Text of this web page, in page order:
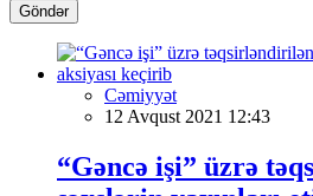
Göndər
Cəmiyyət
12 Avqust 2021 12:43
“Gəncə işi” üzrə